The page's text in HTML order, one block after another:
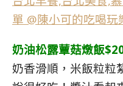
奶油松露蕈菇燉飯
奶香滑順，米飯粒粒